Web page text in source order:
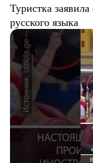
Туристка
русского языка